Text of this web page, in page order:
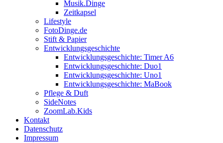
Musik.Dinge
Zeitkapsel
Lifestyle
FotoDinge.de
Stift & Papier
Entwicklungsgeschichte
Entwicklungsgeschichte: Timer A6
Entwicklungsgeschichte: Duo1
Entwicklungsgeschichte: Uno1
Entwicklungsgeschichte: MaBook
Pflege & Duft
SideNotes
ZoomLab.Kids
Kontakt
Datenschutz
Impressum